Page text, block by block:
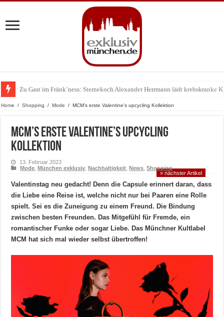
Zu Gast im Fränk’ness: Sternekoch Alexander Herrmann lädt krebskranke
Warum München gerade zum Treffpunkt der Lingerie-Branche wurde
Home / Shopping / Mode / MCM’s erste Valentine’s upcycling Kollektion
MCM’s erste Valentine’s upcycling
Kollektion
13. Februar 2023
Mode ,München exklusiv ,Nachhaltigkeit ,News ,Shopping
» nächster Artikel
Valentinstag neu gedacht! Denn die Capsule erinnert daran, dass
die Liebe eine Reise ist, welche nicht nur bei Paaren eine Rolle
spielt. Sei es die Zuneigung zu einem Freund. Die Bindung
zwischen besten Freunden. Das Mitgefühl für Fremde, ein
romantischer Funke oder sogar Liebe. Das Münchner Kultlabel
MCM hat sich mal wieder selbst übertroffen!